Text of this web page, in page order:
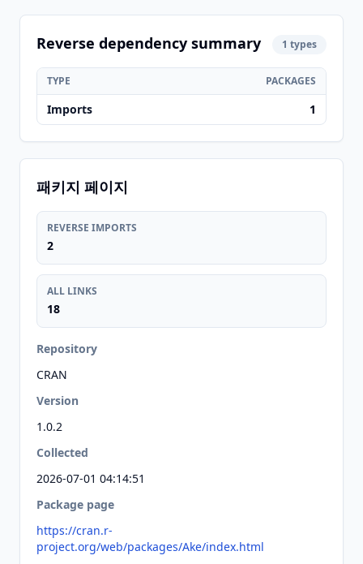
Reverse dependency summary 1 types
TYPE PACKAGES
Imports 1
패키지 페이지
REVERSE IMPORTS
2
ALL LINKS
18
Repository
CRAN
Version
1.0.2
Collected
2026-07-01 04:14:51
Package page
https://cran.r-
project.org/web/packages/Ake/index.html